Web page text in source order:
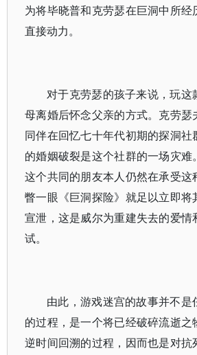
为将毕晓普和克劳瑟在巨洞中所经
直接动力。
对于克劳瑟的孩子来说，玩这
母离婚后怀念父亲的方式。克劳瑟
同伴在回忆七十年代初期的探洞社
的婚姻破裂是这个社群的一场灾难
这个共同的朋友本人仍然在承受这
瞥一眼《巨洞探险》就足以立即将
宣泄，这是威尔为重建失去的爱情
试。
由此，游戏迷宫的故事并不是
的过程，是一个将已经破碎流逝之
逆时间回溯的过程，因而也是对抗